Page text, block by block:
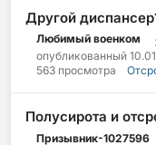
Другой
Любимый военком
опубликованный
563 просмотра
Полусирота и
Призывник-1027596